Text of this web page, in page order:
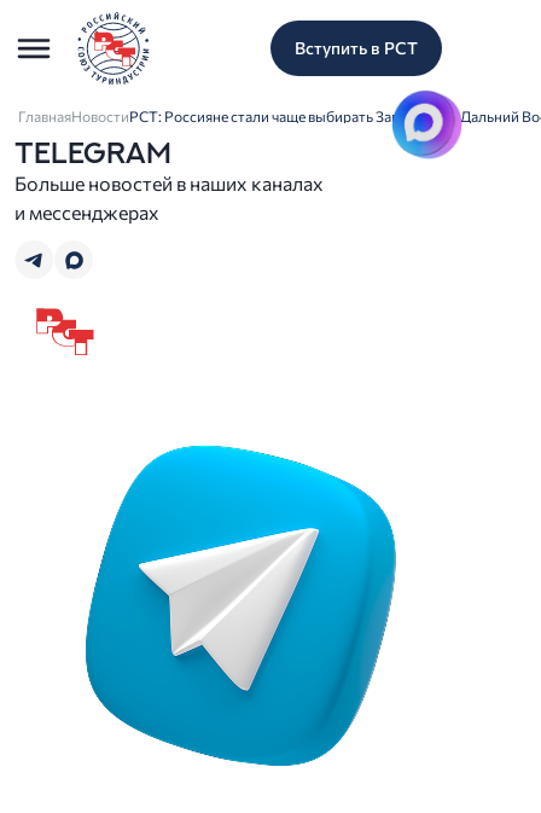
Вступить в РСТ
ГлавнаяНовостиРСТ: Россияне стали чаще выбирать Заполярье и Дальний
TELEGRAM
Больше новостей в наших каналах
и мессенджерах